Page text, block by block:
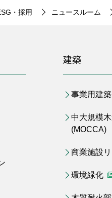
・採用 ニュースルーム
開く）
建築
事業用建築
中大規模
(MOCCA)
商業施設
環境緑化